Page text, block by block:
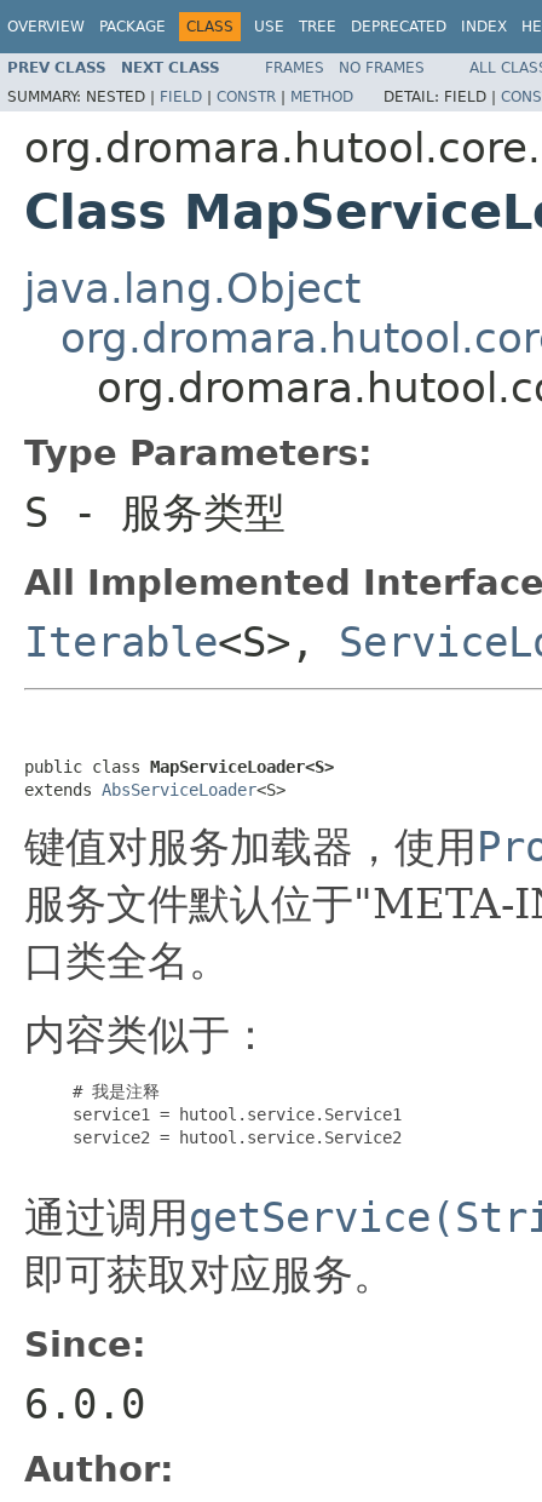
OVERVIEW PACKAGE CLASS USE TREE DEPRECATED INDEX
PREV CLASS NEXT CLASS FRAMES NO FRAMES
ALL
SUMMARY: NESTED | FIELD | CONSTR | METHOD DETAIL: FIELD |
Class
java.lang.Object
Type Parameters:
S - 服务类型
All Implemented
Iterable<S>,
public class MapServiceLoader<S>
extends AbsServiceLoader<S>
键值对服务加载器，使用
服务文件默认位于
口类全名。
内容类似于：
     # 我是注释
     service1 = hutool.service.Service1
     service2 = hutool.service.Service2
通过调用
即可获取对应服务。
Since:
6.0.0
Author: